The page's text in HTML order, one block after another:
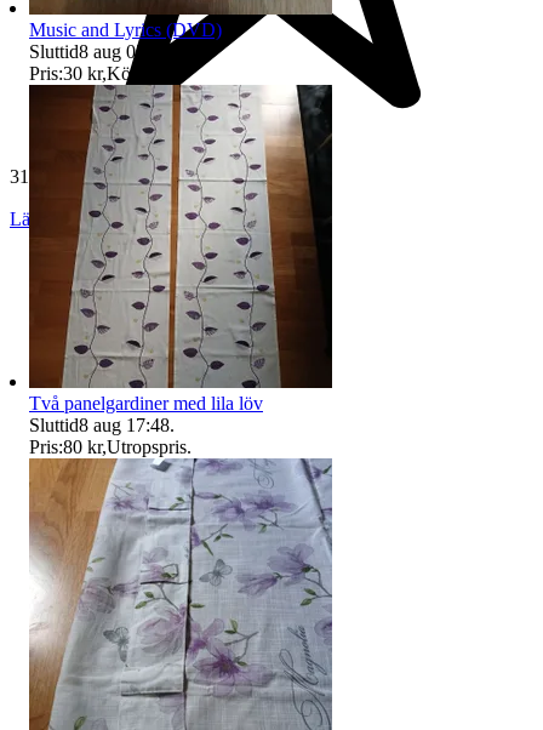
310 omdömen
Läs omdömen Följ
Music and Lyrics (DVD)
Sluttid8 aug 05:36
Pris:30 kr,Köp nu
Två panelgardiner med lila löv
Sluttid8 aug 17:48.
Pris:80 kr,Utropspris.